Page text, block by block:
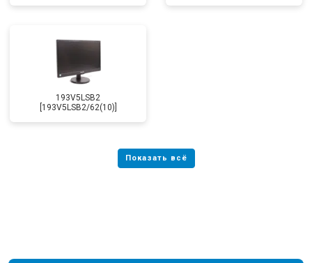
193V5LSB2
[193V5LSB2/62(10)]